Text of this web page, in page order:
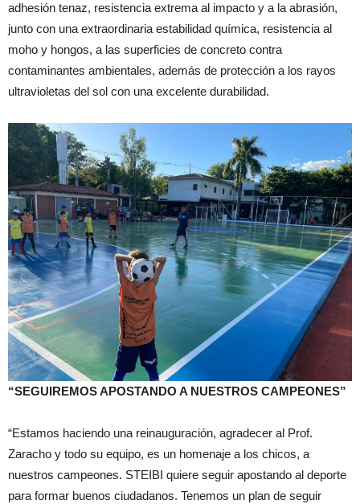
adhesión tenaz, resistencia extrema al impacto y a la abrasión,
junto con una extraordinaria estabilidad química, resistencia al
moho y hongos, a las superficies de concreto contra
contaminantes ambientales, además de protección a los rayos
ultravioletas del sol con una excelente durabilidad.
“SEGUIREMOS APOSTANDO A NUESTROS CAMPEONES”
“Estamos haciendo una reinauguración, agradecer al Prof.
Zaracho y todo su equipo, es un homenaje a los chicos, a
nuestros campeones. STEIBI quiere seguir apostando al deporte
para formar buenos ciudadanos. Tenemos un plan de seguir